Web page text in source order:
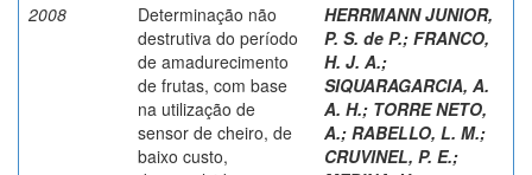
2008
Determinação não
destrutiva do período
de amadurecimento
de frutas, com base
na utilização de
sensor de cheiro, de
baixo custo,
HERRMANN JUNIOR,
P. S. de P.; FRANCO,
H. J. A.;
SIQUARAGARCIA, A.
A. H.; TORRE NETO,
A.; RABELLO, L. M.;
CRUVINEL, P. E.;